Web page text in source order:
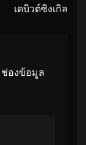
เดบิวต์ซิงเกิล
ช่องข้อมูล